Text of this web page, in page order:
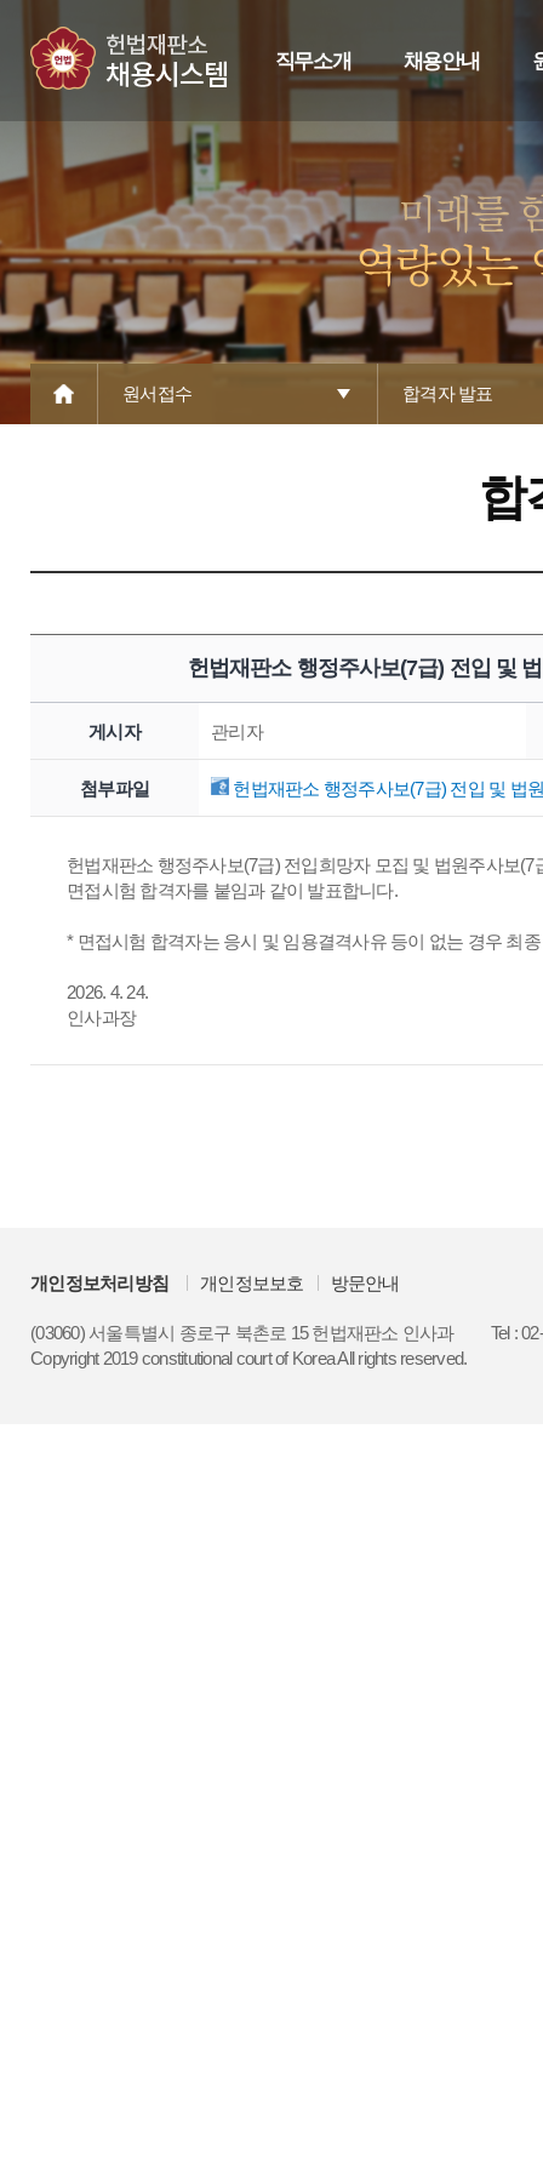
직무소개 채용안내
원서접수 합격자 발표
합
헌법재판소 행정주사보(7급) 전입 및
게시자 관리자
첨부파일 헌법재판소 행정주사보(7급) 전입 및 법
헌법재판소 행정주사보(7급) 전입희망자 모집 및 법원주사보
면접시험 합격자를 붙임과 같이 발표합니다.
* 면접시험 합격자는 응시 및 임용결격사유 등이 없는 경우 최
2026. 4. 24.
인사과장
개인정보처리방침 개인정보보호 방문안내
(03060) 서울특별시 종로구 북촌로 15 헌법재판소 인사과
Tel :
Copyright 2019 constitutional court of Korea All rights reserved.